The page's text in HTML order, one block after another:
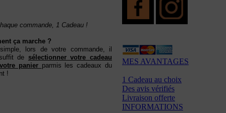
commande, 1 Cadeau !
ça marche ?
lors de votre commande, il
de sélectionner votre cadeau
panier parmis les cadeaux du
!
MES AVANTAGES
1 Cadeau au choix
Des avis vérifiés
Livraison offerte
INFORMATIONS